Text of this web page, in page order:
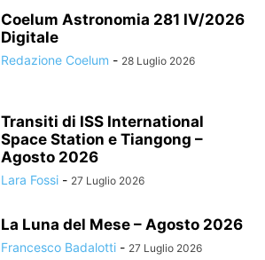
Coelum Astronomia 281 IV/2026
Digitale
Redazione Coelum - 28 Luglio 2026
Transiti di ISS International
Space Station e Tiangong –
Agosto 2026
Lara Fossi - 27 Luglio 2026
La Luna del Mese – Agosto 2026
Francesco Badalotti - 27 Luglio 2026